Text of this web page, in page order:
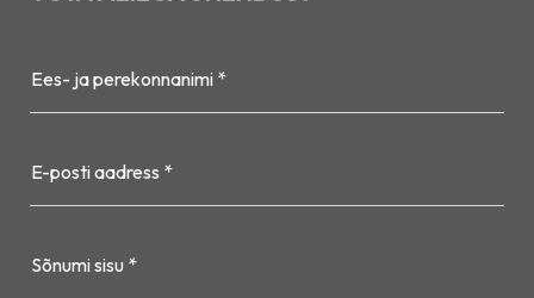
Ees- ja perekonnanimi *
E-posti aadress *
Sõnumi sisu *